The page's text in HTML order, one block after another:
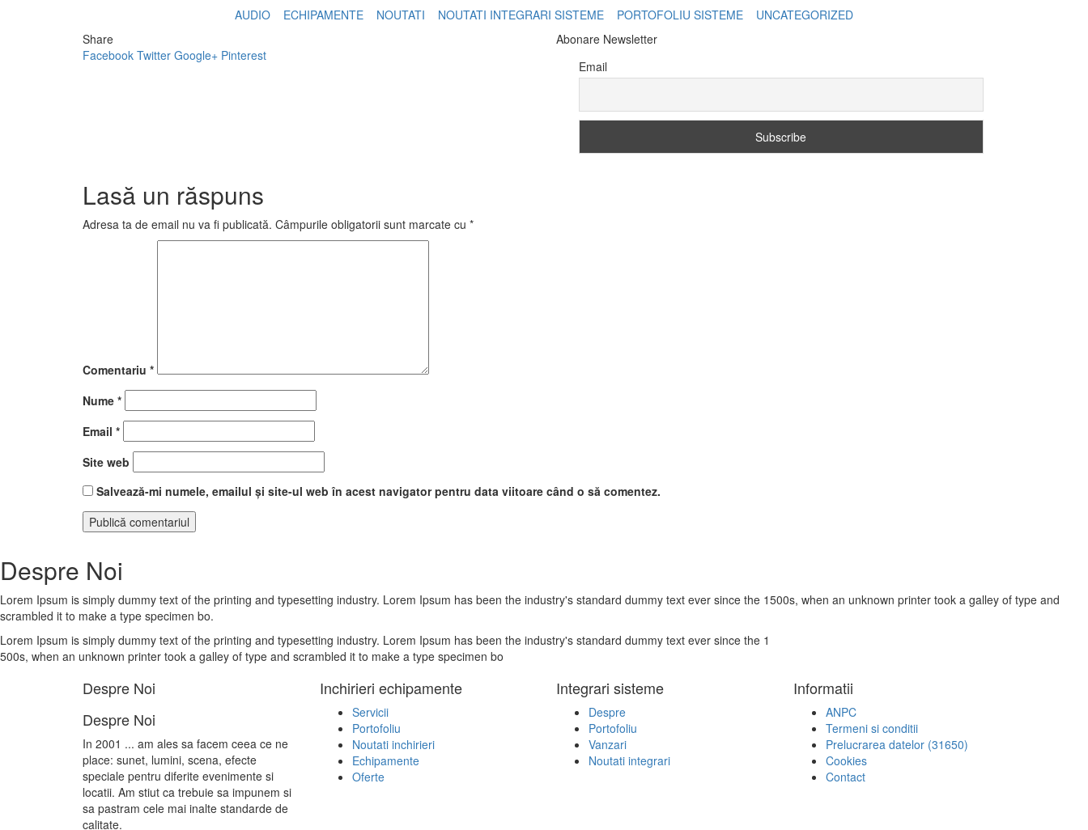
AUDIO
ECHIPAMENTE NOUTATI NOUTATI INTEGRARI SISTEME PORTOFOLIU SISTEME
UNCATEGORIZED
Share
Facebook Twitter Google+ Pinterest
Abonare Newsletter
Email
Lasă un răspuns
Adresa ta de email nu va fi publicată. Câmpurile obligatorii sunt marcate cu *
Comentariu *
Nume *
Email *
Site web
Salvează-mi numele, emailul și site-ul web în acest navigator pentru data viitoare când o să comentez.
Despre Noi
Lorem Ipsum is simply dummy text of the printing and typesetting industry. Lorem Ipsum has been the industry's standard dummy text ever since the 1500s, when an unknown printer took a galley of type and
scrambled it to make a type specimen bo.
Lorem Ipsum is simply dummy text of the printing and typesetting industry. Lorem Ipsum has been the industry's standard dummy text ever since the 1
500s, when an unknown printer took a galley of type and scrambled it to make a type specimen bo
Despre Noi
Despre Noi
In 2001 ... am ales sa facem ceea ce ne
place: sunet, lumini, scena, efecte
speciale pentru diferite evenimente si
locatii. Am stiut ca trebuie sa impunem si
sa pastram cele mai inalte standarde de
calitate.
Inchirieri echipamente
Servicii
Portofoliu
Noutati inchirieri
Echipamente
Oferte
Integrari sisteme
Despre
Portofoliu
Vanzari
Noutati integrari
Informatii
ANPC
Termeni si conditii
Prelucrarea datelor (31650)
Cookies
Contact